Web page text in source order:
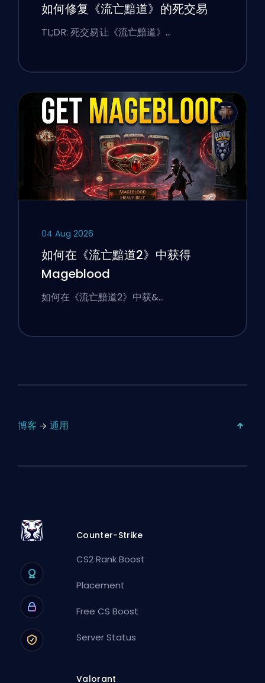
如何修复《流亡黯道》的死交易
TL;DR: 死交易让《流亡黯道》…
04 Aug 2026
如何在《流亡黯道2》中获得
Mageblood
如何在《流亡黯道2》中获&…
博客 通用
Counter-Strike
CS2 Rank Boost
Placement
Free CS Boost
Server Status
Valorant